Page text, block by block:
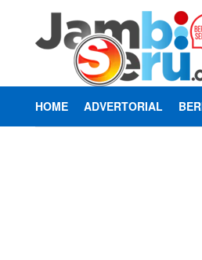
HOME ADVERTORIAL